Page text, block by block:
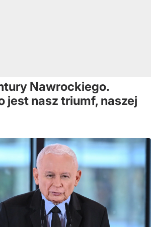
Nawrockiego.
jest nasz triumf, naszej